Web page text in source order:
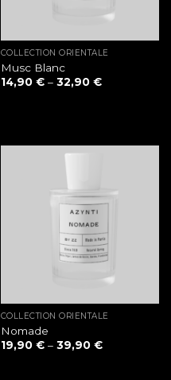
COLLECTION ORIENTALE
Musc Blanc
14,90 €– 32,90 €
COLLECTION ORIENTALE
Nomade
19,90 €– 39,90 €